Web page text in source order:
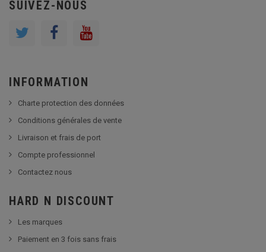
SUIVEZ-NOUS
INFORMATION
Charte protection des données
Conditions générales de vente
Livraison et frais de port
Compte professionnel
Contactez nous
HARD N DISCOUNT
Les marques
Paiement en 3 fois sans frais